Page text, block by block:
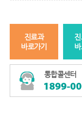
진료과
바로가기
바
통합콜센터